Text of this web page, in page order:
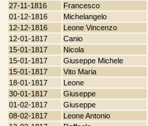
27-11-1816
Francesco
01-12-1816
Michelangelo
12-12-1816
Leone Vincenzo
12-01-1817
Canio
15-01-1817
Nicola
15-01-1817
Giuseppe Michele
15-01-1817
Vito Maria
18-01-1817
Leone
30-01-1817
Giuseppe
01-02-1817
Giuseppe
08-02-1817
Leone Antonio